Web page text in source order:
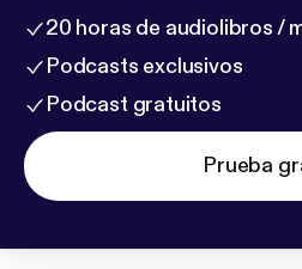
20 horas de audiolibros /
Podcasts exclusivos
Podcast gratuitos
Prueba